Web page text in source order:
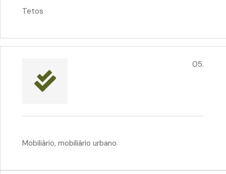
Tetos
05.
Mobiliário, mobiliário urbano